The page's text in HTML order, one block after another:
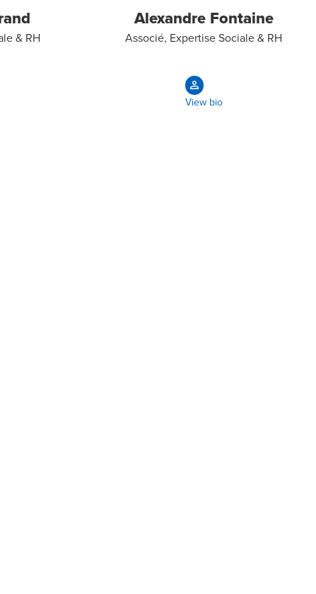
& RH
Alexandre Fontaine
Associé, Expertise Sociale & RH
View bio